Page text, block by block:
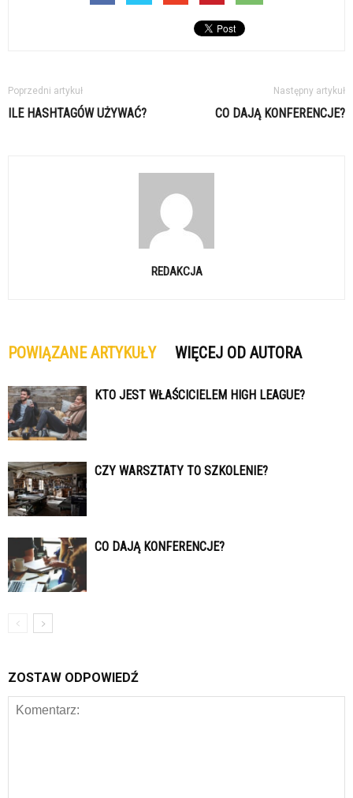
Poprzedni artykuł
ILE HASHTAGÓW UŻYWAĆ?
Następny artykuł
CO DAJĄ KONFERENCJE?
REDAKCJA
POWIĄZANE ARTYKUŁY WIĘCEJ OD AUTORA
KTO JEST WŁAŚCICIELEM HIGH LEAGUE?
CZY WARSZTATY TO SZKOLENIE?
CO DAJĄ KONFERENCJE?
ZOSTAW ODPOWIEDŹ